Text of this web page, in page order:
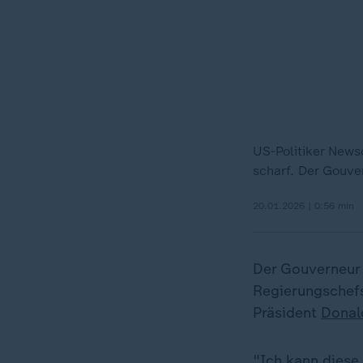
US-Politiker
scharf. Der
Der
Präsident